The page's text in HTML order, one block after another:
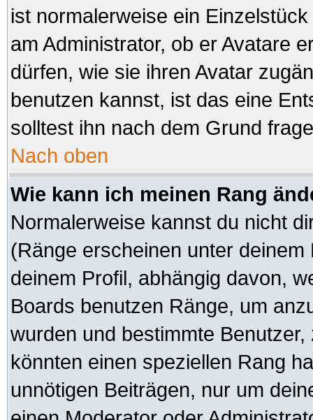
ist normalerweise ein
am Administrator, ob er Avatare
dürfen, wie sie ihren Avatar
benutzen kannst, ist das eine
solltest ihn nach dem Grund
Nach oben
Wie kann ich meinen Rang
Normalerweise kannst du nicht
(Ränge erscheinen unter
deinem Profil, abhängig davon,
Boards benutzen Ränge, um
wurden und bestimmte
könnten einen speziellen Rang
unnötigen Beiträgen, nur um